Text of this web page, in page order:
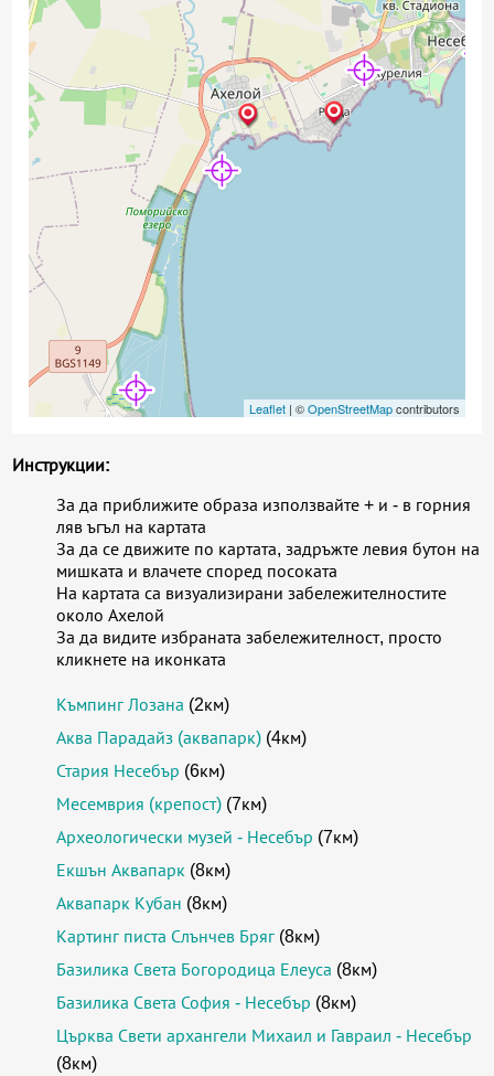
Leaflet| ©OpenStreetMapcontributors
Инструкции:
За да приближите образа използвайте + и - в горния
ляв ъгъл на картата
За да се движите по картата, задръжте левия бутон на
мишката и влачете според посоката
На картата са визуализирани забележителностите
около Ахелой
За да видите избраната забележителност, просто
кликнете на иконката
Къмпинг Лозана (2км)
Аква Парадайз (аквапарк) (4км)
Стария Несебър (6км)
Месемврия (крепост) (7км)
Археологически музей - Несебър (7км)
Екшън Аквапарк (8км)
Аквапарк Кубан (8км)
Картинг писта Слънчев Бряг (8км)
Базилика Света Богородица Елеуса (8км)
Базилика Света София - Несебър (8км)
Църква Свети архангели Михаил и Гавраил - Несебър
(8км)